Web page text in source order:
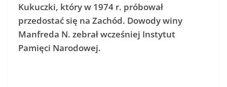
Kukuczki, który w 1974 r. próbował
przedostać się na Zachód. Dowody winy
Manfreda N. zebrał wcześniej Instytut
Pamięci Narodowej.